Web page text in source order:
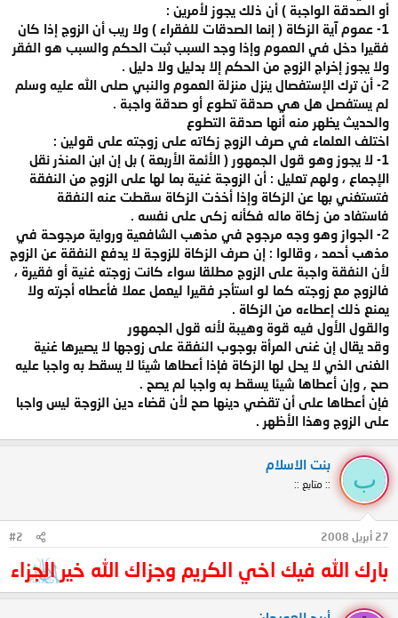
أو الصدقة الواجبة ) أن ذلك يجوز لأمرين :
1- عموم آية الزكاة ( إنما الصدقات للفقراء ) ولا ريب أن الزوج إذا كان
فقيرا دخل في العموم وإذا وجد السبب ثبت الحكم والسبب هو الفقر
ولا يجوز إخراج الزوج من الحكم إلا بدليل ولا دليل .
2- أن ترك الإستفصال ينزل منزلة العموم والنبي صلى الله عليه وسلم
لم يستفصل هل هي صدقة تطوع أو صدقة واجبة .
والحديث يظهر منه أنها صدقة التطوع
اختلف العلماء في صرف الزوج زكاته على زوجته على قولين :
1- لا يجوز وهو قول الجمهور ( الأئمة الأربعة ) بل إن ابن المنذر نقل
الإجماع ، ولهم تعليل : أن الزوجة غنية بما لها على الزوج من النفقة
فتستغني بها عن الزكاة وإذا أخذت الزكاة سقطت عنه النفقة
فاستفاد من زكاة ماله فكأنه زكى على نفسه .
2- الجواز وهو وجه مرجوح في مذهب الشافعية ورواية مرجوحة في
مذهب أحمد ، وقالوا : إن صرف الزكاة للزوجة لا يدفع النفقة عن الزوج
لأن النفقة واجبة على الزوج مطلقا سواء كانت زوجته غنية أو فقيرة ،
فالزوج مع زوجته كما لو استأجر فقيرا ليعمل عملا فأعطاه أجرته ولا
يمنع ذلك إعطاءه من الزكاة .
والقول الأول فيه قوة وهيبة لأنه قول الجمهور
وقد يقال إن غنى المرأة بوجوب النفقة على زوجها لا يصيرها غنية
الغنى الذي لا يحل لها الزكاة فإذا أعطاها شيئا لا يسقط به واجبا عليه
صح , وإن أعطاها شيئا يسقط به واجبا لم يصح .
فإن أعطاها على أن تقضي دينها صح لأن قضاء دين الزوجة ليس واجبا
على الزوج وهذا الأظهر .
ب
بنت الاسلام
:: متابع ::
27 أبريل 2008 #2
بارك الله فيك اخي الكريم وجزاك الله خير الجزاء